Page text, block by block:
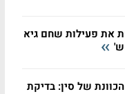
את פעילות שחם גיא
של סין: בדיקת